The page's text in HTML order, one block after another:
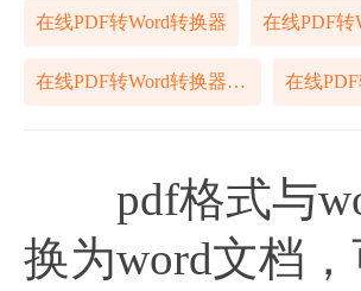
在线PDF转Word转换器
在线PDF转Word转换器介绍
pdf格式与
换为word文档